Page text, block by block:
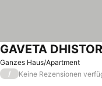
Ganzes Haus/Apartment
GAVETA
/ Keine Rezensionen